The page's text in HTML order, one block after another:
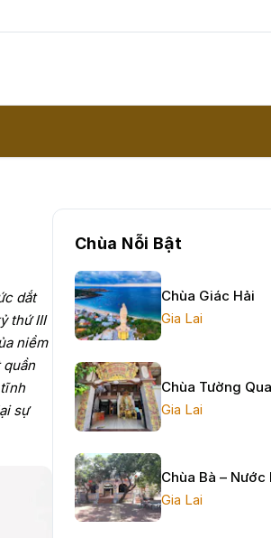
dắt
thứ III
niềm
quần
sự
Chùa Nỗi Bật
Chùa Giác Hải
Gia Lai
Chùa Tường
Gia Lai
Chùa Bà – Nước
Gia Lai